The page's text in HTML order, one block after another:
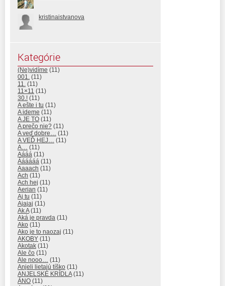
kristinaistvanova
Kategórie
(Ne)vidíme (11)
001.
(11)
11.
(11)
11×11 (11)
30.! (11)
A ešte i tu (11)
A ideme (11)
A JE TO (11)
A prečo nie? (11)
A veď dobre…
(11)
A VEĎ HEJ…
(11)
A…
(11)
Aááá (11)
Áááááá (11)
Aaaach (11)
Ach (11)
Ach hej (11)
Aerian (11)
Aj tu (11)
Ajajaj (11)
Ak A(11)
Aká je pravda (11)
Ako (11)
Ako je to naozaj (11)
AKOBY (11)
Akotak (11)
Ale čo (11)
Ale nooo…
(11)
Anjeli lietajú tíško (11)
ANJELSKÉ KRÍDLA(11)
ÁNO (11)